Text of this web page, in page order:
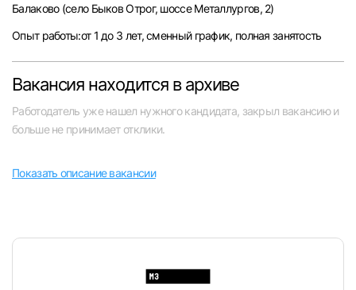
Казань
Челябинск
Пермь
Волгоград
Балаково (село Быков Отрог, шоссе Металлургов, 2)
Опыт работы:от 1 до 3 лет, сменный график, полная занятость
Вакансия находится в архиве
Работодатель уже нашел нужного кандидата, закрыл вакансию и
больше не принимает отклики.
Показать описание вакансии